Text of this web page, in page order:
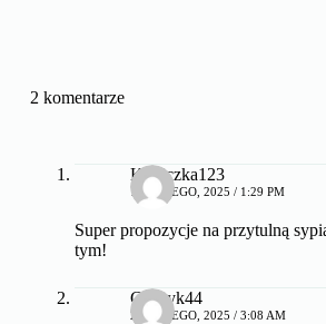
2 komentarze
Koniczka123
19 LUTEGO, 2025 / 1:29 PM
Super propozycje na przytulną
tym!
Czyżyk44
20 LUTEGO, 2025 / 3:08 AM